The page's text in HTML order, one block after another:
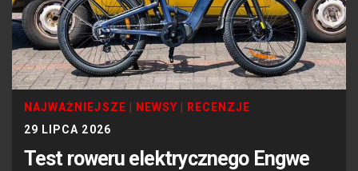
NAJWAŻNIEJSZE NEWSY
RECENZJE
29 LIPCA 2026
Test roweru elektrycznego Engwe